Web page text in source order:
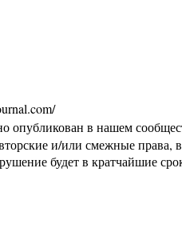
опубликован в нашем
и/или смежные
будет в кратчайшие